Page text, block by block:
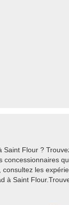
Flour ?
les
à Saint